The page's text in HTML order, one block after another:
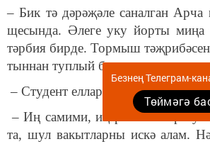
– Бик тә дә­рә­җә­ле са­нал­ган
ще­сын­да. Әле­ге уку йор­ты ми­ңа
тәр­бия бир­де. Тор­мыш
тын­нан туп­лый баш­ла­дым.
– Сту­дент ел­ла­ры­гыз ни­чек уз­ды?
– Иң са­ми­ми, иң рә­хәт ел­лар
та, шул ва­кыт­лар­ны ис­кә алам.
Безнең Телеграм-
Төймәгә